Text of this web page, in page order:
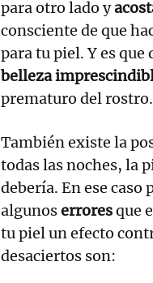
para otro lado y
consciente de que
para tu piel. Y es que
belleza
prematuro del rostro.
También existe la
todas las noches, la
debería. En ese
algunoserroresque
tu piel un efecto
desaciertos son: